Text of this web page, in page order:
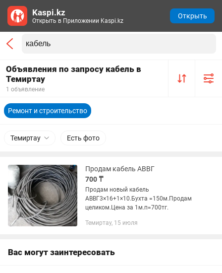
Объявления по запросу кабель в
Темиртау
1 объявление
Ремонт и строительство
Темиртау Есть фото
Продам кабель АВВГ
700 ₸
Продам новый кабель
АВВГ3×16+1×10.Бухта =150м.Продам
целиком.Цена за 1м.п=700тг.
Темиртау, 15 июля
Вас могут заинтересовать
Kaspi.kz
Открыть в Приложении Kaspi.kz
Открыть